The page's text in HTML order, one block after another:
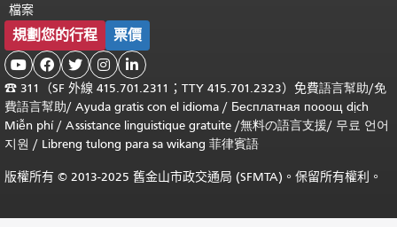
檔案
規劃您的行程 票價
    
☎ 311（SF 外線 415.701.2311；TTY 415.701.2323）免費語言幫助/免
費語言幫助/ Ayuda gratis con el idioma / Бесплатная пооощ dịch
Miễn phí/ Assistance linguistique gratuite /無料の語言支援/ 무료 언어
지원 / Libreng tulong para sa wikang 菲律賓語
版權所有 © 2013-2025 舊金山市政交通局 (SFMTA)。保留所有權利。